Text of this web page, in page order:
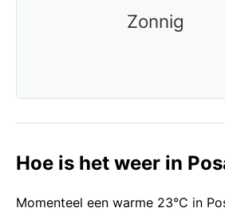
Zonnig
Hoe is het weer in
Momenteel een warme 23°C in